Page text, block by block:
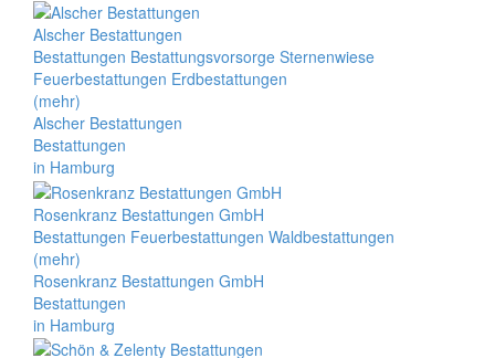
Alscher Bestattungen
Bestattungen Bestattungsvorsorge Sternenwiese
Feuerbestattungen Erdbestattungen
(mehr)
Alscher Bestattungen
Bestattungen
in Hamburg
Rosenkranz Bestattungen GmbH
Bestattungen Feuerbestattungen Waldbestattungen
(mehr)
Rosenkranz Bestattungen GmbH
Bestattungen
in Hamburg